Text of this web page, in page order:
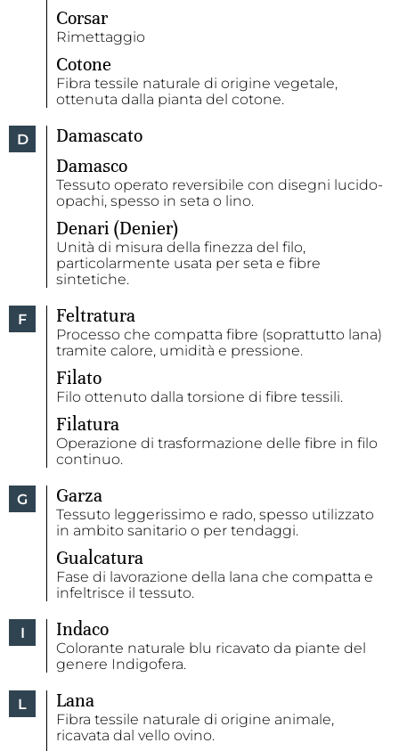
Corsar
Rimettaggio
Cotone
Fibra tessile naturale di origine vegetale,
ottenuta dalla pianta del cotone.
D
Damascato
Damasco
Tessuto operato reversibile con disegni lucido-
opachi, spesso in seta o lino.
Denari (Denier)
Unità di misura della finezza del filo,
particolarmente usata per seta e fibre
sintetiche.
F Feltratura
Processo che compatta fibre (soprattutto lana)
tramite calore, umidità e pressione.
Filato
Filo ottenuto dalla torsione di fibre tessili.
Filatura
Operazione di trasformazione delle fibre in filo
continuo.
G Garza
Tessuto leggerissimo e rado, spesso utilizzato
in ambito sanitario o per tendaggi.
Gualcatura
Fase di lavorazione della lana che compatta e
infeltrisce il tessuto.
I Indaco
Colorante naturale blu ricavato da piante del
genere Indigofera.
L Lana
Fibra tessile naturale di origine animale,
ricavata dal vello ovino.